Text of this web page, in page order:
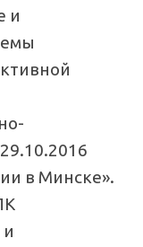
и
в Минске».